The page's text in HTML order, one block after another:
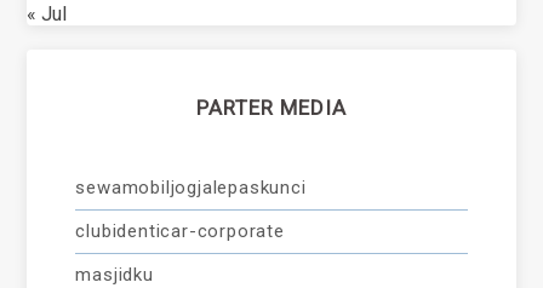
« Jul
PARTER MEDIA
sewamobiljogjalepaskunci
clubidenticar-corporate
masjidku